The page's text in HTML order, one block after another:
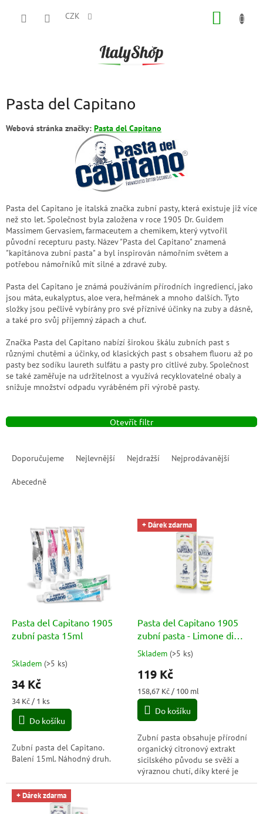
CZK
Pasta del Capitano
Webová stránka značky: Pasta del Capitano
Pasta del Capitano je italská značka zubní pasty, která existuje již více
než sto let. Společnost byla založena v roce 1905 Dr. Guidem
Massimem Gervasiem, farmaceutem a chemikem, který vytvořil
původní recepturu pasty. Název "Pasta del Capitano" znamená
"kapitánova zubní pasta" a byl inspirován námořním světem a
potřebou námořníků mít silné a zdravé zuby.
Pasta del Capitano je známá používáním přírodních ingrediencí, jako
jsou máta, eukalyptus, aloe vera, heřmánek a mnoho dalších. Tyto
složky jsou pečlivě vybírány pro své příznivé účinky na zuby a dásně,
a také pro svůj příjemný zápach a chuť.
Značka Pasta del Capitano nabízí širokou škálu zubních past s
různými chutěmi a účinky, od klasických past s obsahem fluoru až po
pasty bez sodíku laureth sulfátu a pasty pro citlivé zuby. Společnost
se také zaměřuje na udržitelnost a využívá recyklovatelné obaly a
snižuje množství odpadu vyráběném při výrobě pasty.
Otevřít filtr
Doporučujeme Nejlevnější Nejdražší Nejprodávanější
Abecedně
Pasta del Capitano 1905
zubní pasta 15ml
Skladem (>5 ks)
34 Kč
Měrná
cena:
34 Kč / 1 ks
Do košíku
Zubní pasta del Capitano.
Balení 15ml. Náhodný druh.
+ Dárek zdarma
Pasta del Capitano 1905
zubní pasta - Limone di
Sicilia
Průměrné
produktu
je
5,0
5
hvězdiček.
Skladem (>5 ks)
119 Kč
Měrná
cena:
158,67 Kč / 100 ml
Do košíku
Zubní pasta obsahuje přírodní
organický citronový extrakt
sicilského původu se svěží a
výraznou chutí, díky které je
dech příjemný a bezpečný.
+ Dárek zdarma